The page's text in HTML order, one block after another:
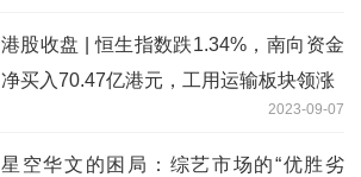
港股收盘 | 恒生指数跌1.34%，南向资金
净买入70.47亿港元，工用运输板块领涨
2023-09-07
星空华文的困局：综艺市场的“优胜劣